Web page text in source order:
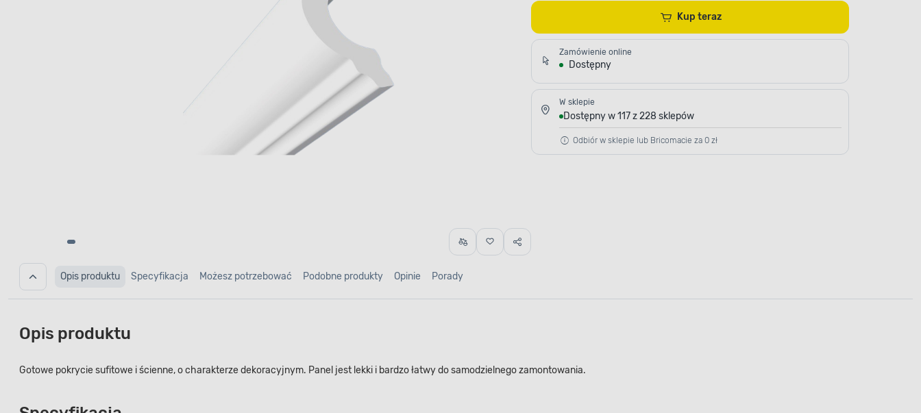
Kup teraz
Zamówienie online
Dostępny
W sklepie
Dostępny w 117 z 228 sklepów
Odbiór w sklepie lub Bricomacie za 0 zł
Opis produktu Specyfikacja Możesz potrzebować Podobne produkty Opinie Porady
Opis produktu
Gotowe pokrycie sufitowe i ścienne, o charakterze dekoracyjnym. Panel jest lekki i bardzo łatwy do samodzielnego zamontowania.